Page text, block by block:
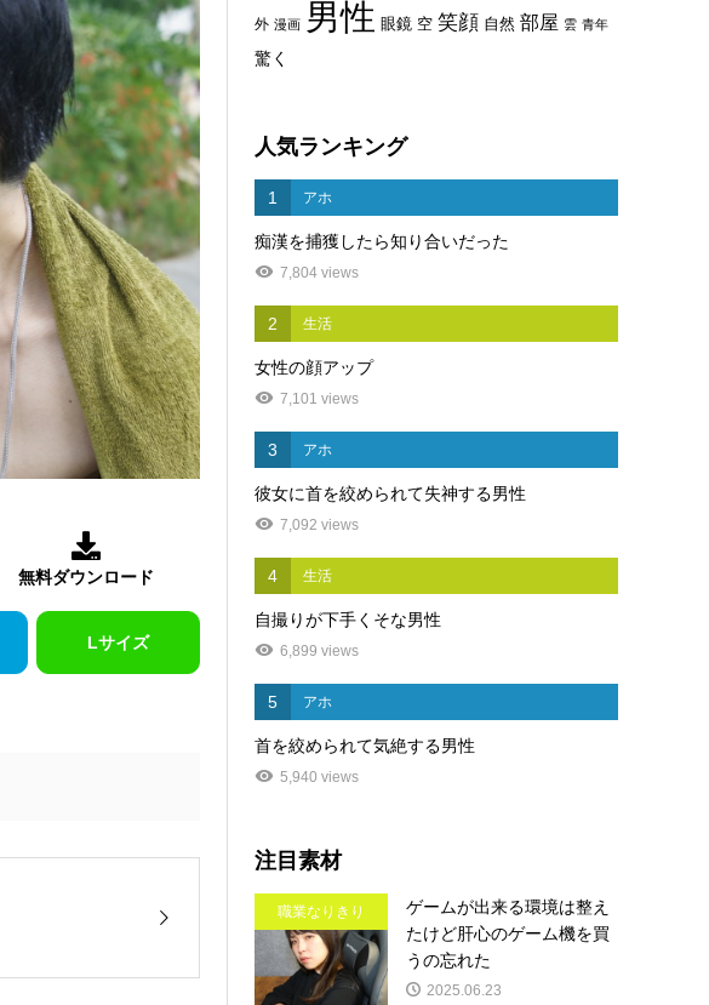

無料ダウンロード
Lサイズ
外 漫画 男性 眼鏡 空 笑顔 自然 部屋 雲 青年
驚く
人気ランキング
1 アホ
痴漢を捕獲したら知り合いだった
7,804 views
2 生活
女性の顔アップ
7,101 views
3 アホ
彼女に首を絞められて失神する男性
7,092 views
4 生活
自撮りが下手くそな男性
6,899 views
5 アホ
首を絞められて気絶する男性
5,940 views
注目素材
職業なりきり
ゲームが出来る環境は整え
たけど肝心のゲーム機を買
うの忘れた
2025.06.23